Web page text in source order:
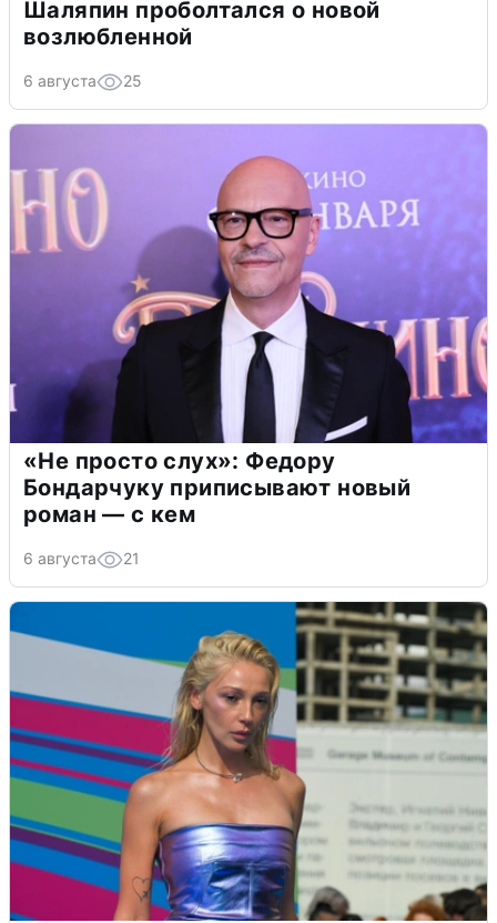
Шаляпин проболтался о новой
возлюбленной
6 августа 25
«Не просто слух»: Федору
Бондарчуку приписывают новый
роман — с кем
6 августа 21